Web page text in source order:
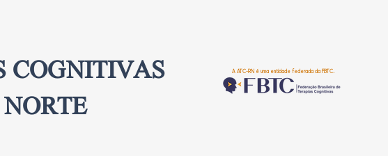
COGNITIVAS
A ATC-RN é uma entidade federada da FBTC.